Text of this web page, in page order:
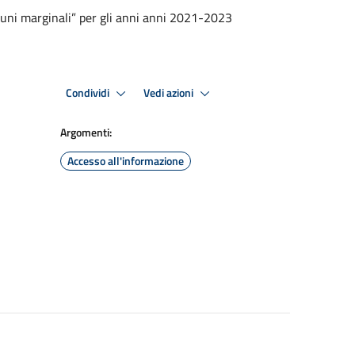
marginali” per gli anni anni 2021-2023
Condividi Vedi azioni
Argomenti:
Accesso all'informazione